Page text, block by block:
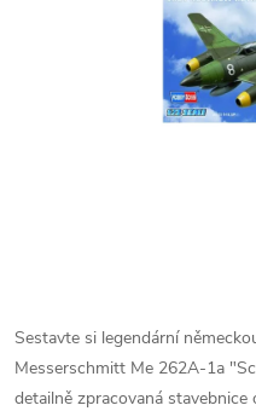
Sestavte si legendární
Messerschmitt Me 262A-1a
detailně zpracovaná